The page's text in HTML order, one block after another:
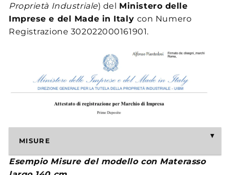
Proprietà Industriale) del Ministero delle
Imprese e del Made in Italy con Numero
Registrazione 302022000161901.
MISURE
Esempio Misure del modello con Materasso